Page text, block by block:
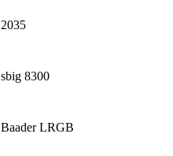
2035
sbig 8300
Baader LRGB